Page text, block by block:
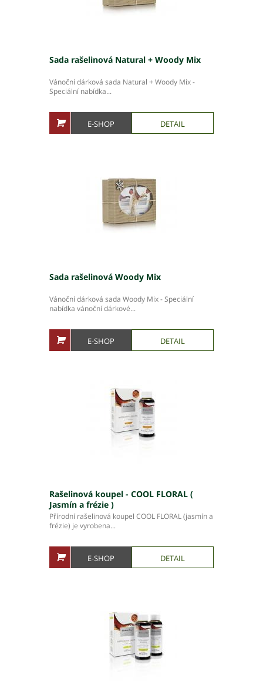
Sada rašelinová Natural + Woody Mix
Vánoční dárková sada Natural + Woody Mix -
Speciální nabídka...
E-SHOP DETAIL
Sada rašelinová Woody Mix
Vánoční dárková sada Woody Mix - Speciální
nabídka vánoční dárkové...
E-SHOP DETAIL
Rašelinová koupel - COOL FLORAL (
Jasmín a frézie )
Přírodní rašelinová koupel COOL FLORAL (jasmín a
frézie) je vyrobena...
E-SHOP DETAIL